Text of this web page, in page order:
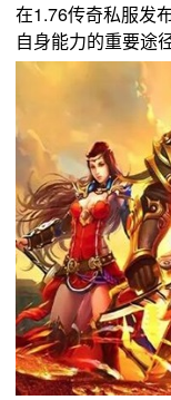
在1.76传奇私服发
自身能力的重要途径